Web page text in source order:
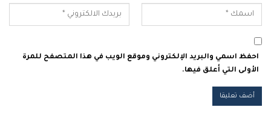
احفظ اسمي والبريد الإلكتروني وموقع الويب في هذا المتصفح للمرة
الأولى التي أعلق فيها.